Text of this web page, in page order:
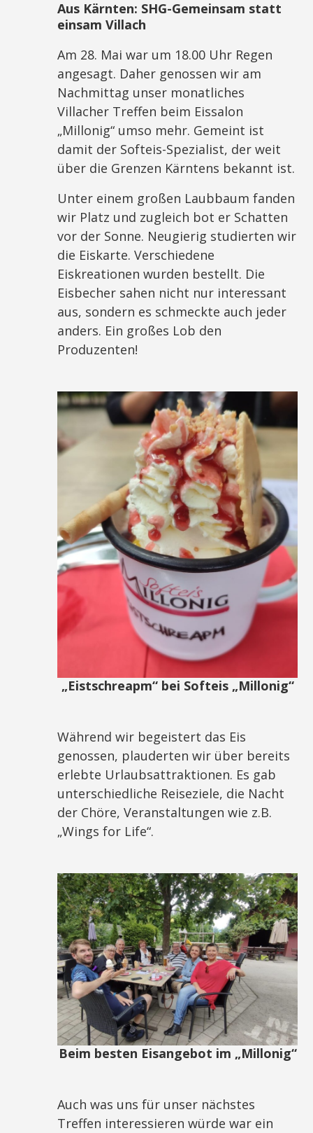
Aus Kärnten: SHG-Gemeinsam statt
einsam Villach
Am 28. Mai war um 18.00 Uhr Regen
angesagt. Daher genossen wir am
Nachmittag unser monatliches
Villacher Treffen beim Eissalon
„Millonig“ umso mehr. Gemeint ist
damit der Softeis-Spezialist, der weit
über die Grenzen Kärntens bekannt ist.
Unter einem großen Laubbaum fanden
wir Platz und zugleich bot er Schatten
vor der Sonne. Neugierig studierten wir
die Eiskarte. Verschiedene
Eiskreationen wurden bestellt. Die
Eisbecher sahen nicht nur interessant
aus, sondern es schmeckte auch jeder
anders. Ein großes Lob den
Produzenten!
„Eistschreapm“ bei Softeis „Millonig“
Während wir begeistert das Eis
genossen, plauderten wir über bereits
erlebte Urlaubsattraktionen. Es gab
unterschiedliche Reiseziele, die Nacht
der Chöre, Veranstaltungen wie z.B.
„Wings for Life“.
Beim besten Eisangebot im „Millonig“
Auch was uns für unser nächstes
Treffen interessieren würde war ein